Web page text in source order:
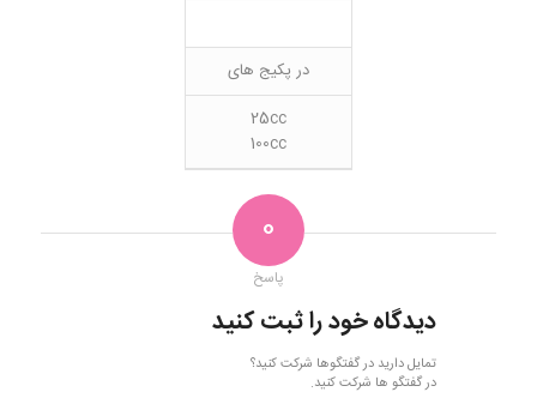
در پکیج های
25cc
100cc
0
پاسخ
دیدگاه خود را ثبت کنید
تمایل دارید در گفتگوها شرکت کنید؟
در گفتگو ها شرکت کنید.